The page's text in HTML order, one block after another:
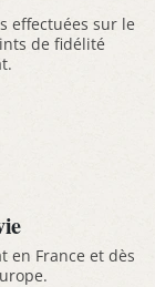
effectuées sur le
de fidélité
en France et dès